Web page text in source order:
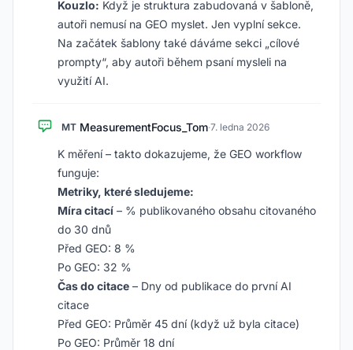
Kouzlo: Když je struktura zabudovaná v šabloně,
autoři nemusí na GEO myslet. Jen vyplní sekce.
Na začátek šablony také dáváme sekci „cílové
prompty“, aby autoři během psaní mysleli na
využití AI.
MT MeasurementFocus_Tom·7. ledna 2026
K měření – takto dokazujeme, že GEO workflow
funguje:
Metriky, které sledujeme:
Míra citací – % publikovaného obsahu citovaného
do 30 dnů
Před GEO: 8 %
Po GEO: 32 %
Čas do citace – Dny od publikace do první AI
citace
Před GEO: Průměr 45 dní (když už byla citace)
Po GEO: Průměr 18 dní